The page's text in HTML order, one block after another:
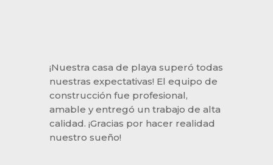
¡Nuestra casa de playa superó todas
nuestras expectativas! El equipo de
construcción fue profesional,
amable y entregó un trabajo de alta
calidad. ¡Gracias por hacer realidad
nuestro sueño!